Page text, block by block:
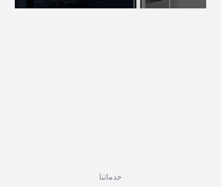
خدماتنا